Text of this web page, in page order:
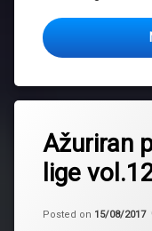
Ažuriran
lige
Posted on 15/08/2017
2017
master